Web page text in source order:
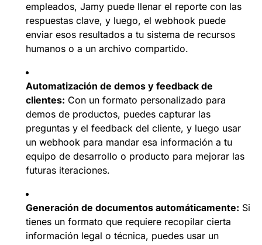
empleados, Jamy puede llenar el reporte con las
respuestas clave, y luego, el webhook puede
enviar esos resultados a tu sistema de recursos
humanos o a un archivo compartido.
Automatización de demos y feedback de
clientes: Con un formato personalizado para
demos de productos, puedes capturar las
preguntas y el feedback del cliente, y luego usar
un webhook para mandar esa información a tu
equipo de desarrollo o producto para mejorar las
futuras iteraciones.
Generación de documentos automáticamente: Si
tienes un formato que requiere recopilar cierta
información legal o técnica, puedes usar un